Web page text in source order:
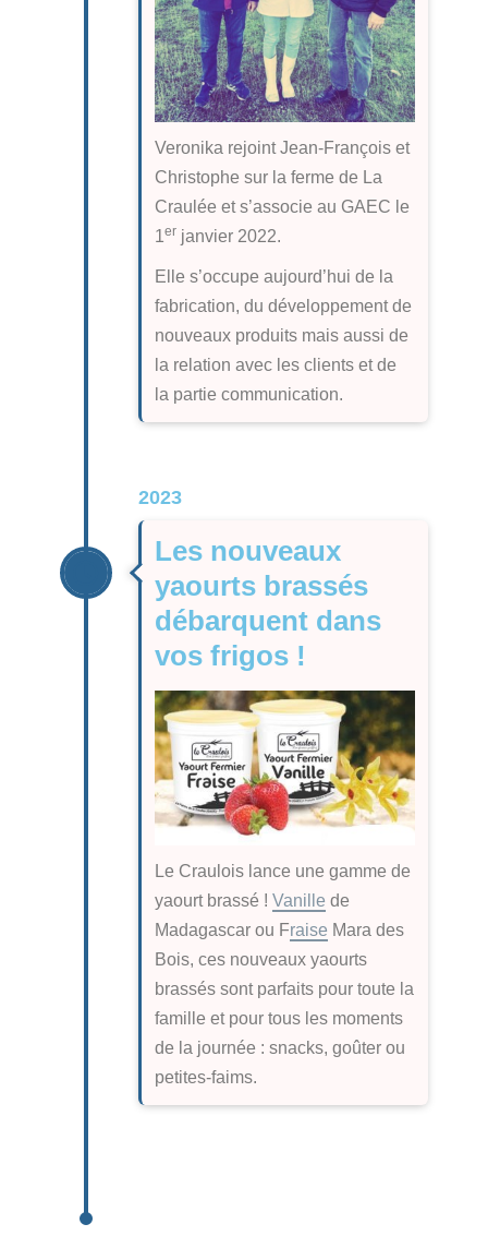
Veronika rejoint Jean-François et
Christophe sur la ferme de La
Craulée et s’associe au GAEC le
1er janvier 2022.
Elle s’occupe aujourd’hui de la
fabrication, du développement de
nouveaux produits mais aussi de
la relation avec les clients et de
la partie communication.
2023
Les nouveaux
yaourts brassés
débarquent dans
vos frigos !
Le Craulois lance une gamme de
yaourt brassé !Vanille de
Madagascar ou Fraise Mara des
Bois, ces nouveaux yaourts
brassés sont parfaits pour toute la
famille et pour tous les moments
de la journée : snacks, goûter ou
petites-faims.